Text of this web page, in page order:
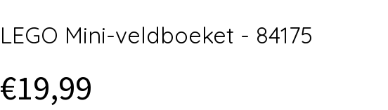
LEGO Mini-veldboeket - 84175
€19,99